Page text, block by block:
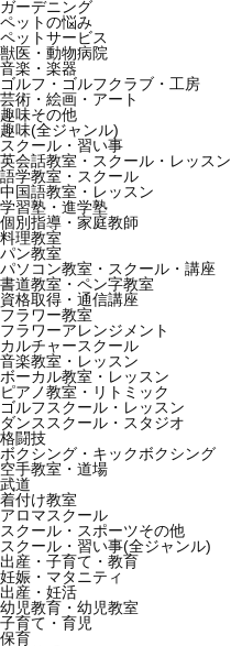
ガーデニング
ペットの悩み
ペットサービス
獣医・動物病院
音楽・楽器
ゴルフ・ゴルフクラブ・工房
芸術・絵画・アート
趣味その他
趣味(全ジャンル)
スクール・習い事
英会話教室・スクール・レッスン
語学教室・スクール
中国語教室・レッスン
学習塾・進学塾
個別指導・家庭教師
料理教室
パン教室
パソコン教室・スクール・講座
書道教室・ペン字教室
資格取得・通信講座
フラワー教室
フラワーアレンジメント
カルチャースクール
音楽教室・レッスン
ボーカル教室・レッスン
ピアノ教室・リトミック
ゴルフスクール・レッスン
ダンススクール・スタジオ
格闘技
ボクシング・キックボクシング
空手教室・道場
武道
着付け教室
アロマスクール
スクール・スポーツその他
スクール・習い事(全ジャンル)
出産・子育て・教育
妊娠・マタニティ
出産・妊活
幼児教育・幼児教室
子育て・育児
保育